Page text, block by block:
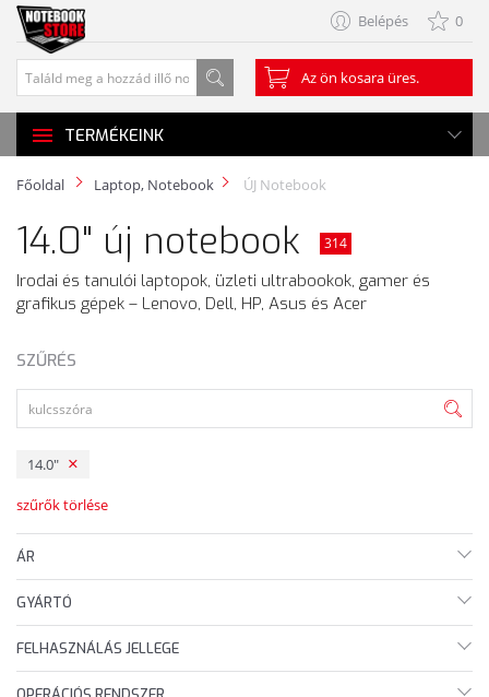
Belépés 0
Az ön kosara üres.
TERMÉKEINK
Főoldal Laptop, Notebook ÚJ Notebook
14.0" új notebook 314
Irodai és tanulói laptopok, üzleti ultrabookok, gamer és
grafikus gépek – Lenovo, Dell, HP, Asus és Acer
SZŰRÉS
14.0"
szűrők törlése
ÁR
GYÁRTÓ
FELHASZNÁLÁS JELLEGE